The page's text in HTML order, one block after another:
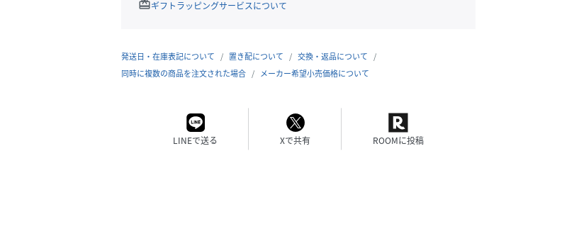
redeemギフトラッピングサービスについて
発送日・在庫表記について 置き配について
交換・返品について
同時に複数の商品を注文された場合
メーカー希望小売価格について
LINEで送る Xで共有 ROOMに投稿